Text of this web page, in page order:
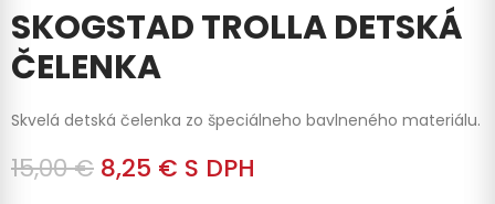
SKOGSTAD TROLLA DETSKÁ
ČELENKA
Skvelá detská čelenka zo špeciálneho bavlneného materiálu.
15,00 € 8,25 € S DPH